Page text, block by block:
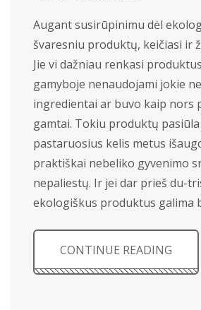
Augant susirūpinimu dėl
švaresniu produktų, keičiasi ir
Jie vi dažniau renkasi
gamyboje nenaudojami jokie
ingredientai ar buvo kaip nors
gamtai. Tokiu produktų
pastaruosius kelis metus
praktiškai nebeliko gyvenimo
nepaliestų. Ir jei dar prieš du-
ekologiškus produktus galima
CONTINUE READING